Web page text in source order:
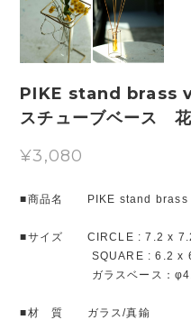
PIKE stand brass
スチューブベース
¥3,080
■商品名 PIKE stand brass
■サイズ CIRCLE : 7.2 x
SQUARE : 6.2 x 6.2
ガラスベース：φ4.5
■材 質 ガラス/真鍮